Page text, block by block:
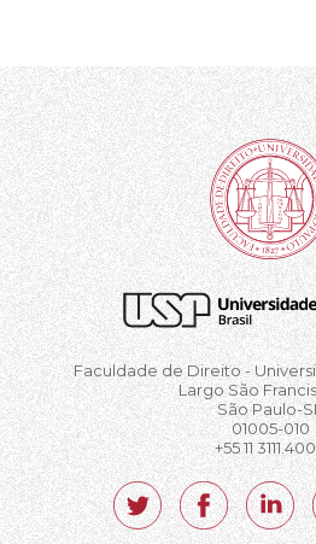
Faculdade de Direito -
Largo São
São Paulo-
01005-010
+55 11